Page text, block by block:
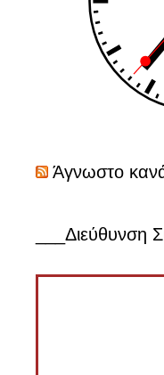
Άγνωστο
___Διεύθυνση